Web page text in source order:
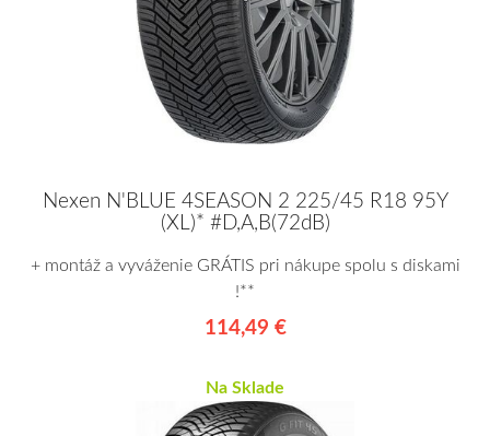
Nexen N'BLUE 4SEASON 2 225/45 R18 95Y
(XL)* #D,A,B(72dB)
+ montáž a vyváženie GRÁTIS pri nákupe spolu s diskami
!**
114,49 €
Na Sklade